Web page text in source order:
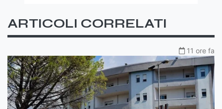
ARTICOLI CORRELATI
11 ore fa